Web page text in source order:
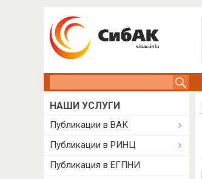
НАШИ УСЛУГИ
Публикации в ВАК
Публикации в РИНЦ
Публикация в ЕГПНИ